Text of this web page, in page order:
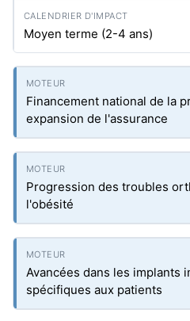
Moyen terme (2-4 ans)
Financement national de la
expansion de l'assurance
Progression des troubles
l'obésité
Avancées dans les implants
spécifiques aux patients